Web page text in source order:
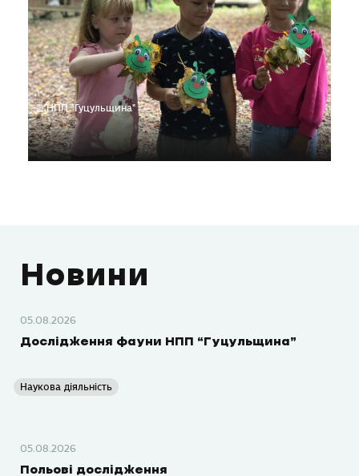
© НПП "Гуцульщина"
Новини
05.08.2026
Дослідження фауни НПП “Гуцульщина”
Наукова діяльність
05.08.2026
Польові дослідження